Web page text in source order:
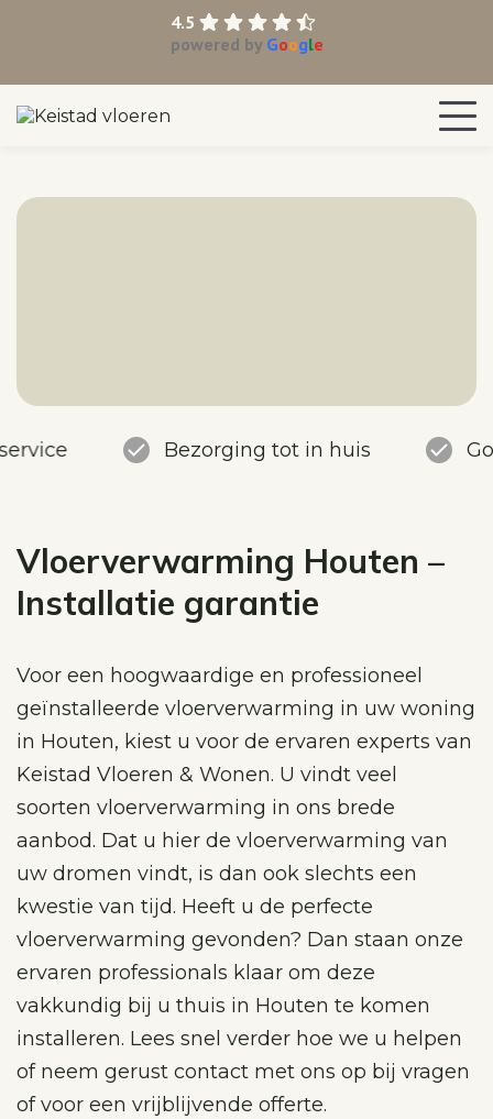
4.5
powered by Google
Bezorging tot in huis
Vloerverwarming Houten –
Installatie garantie
Voor een hoogwaardige en professioneel
geïnstalleerde vloerverwarming in uw woning
in Houten, kiest u voor de ervaren experts van
Keistad Vloeren & Wonen. U vindt veel
soorten vloerverwarming in ons brede
aanbod. Dat u hier de vloerverwarming van
uw dromen vindt, is dan ook slechts een
kwestie van tijd. Heeft u de perfecte
vloerverwarming gevonden? Dan staan onze
ervaren professionals klaar om deze
vakkundig bij u thuis in Houten te komen
installeren. Lees snel verder hoe we u helpen
of neem gerust contact met ons op bij vragen
of voor een vrijblijvende offerte.